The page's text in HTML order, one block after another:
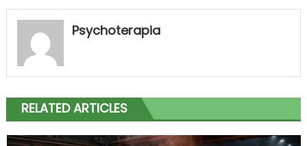
Psychoterapia
RELATED ARTICLES